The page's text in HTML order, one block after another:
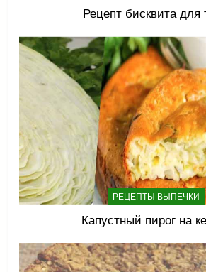
Рецепт бисквита для
РЕЦЕПТЫ ВЫПЕЧКИ
Капустный пирог на